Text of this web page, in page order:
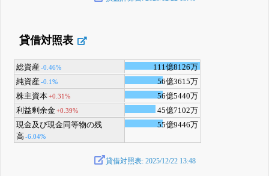
貸借対照表
総資産-0.46%
111億8126万
純資産-0.1%
56億3615万
株主資本+0.31%
56億5440万
利益剰余金+0.39%
45億7102万
現金及び現金同等物の残
高 -6.04%
55億9446万
貸借対照表: 2025/12/22 13:48